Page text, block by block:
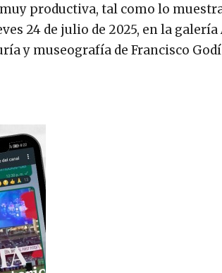
productiva, tal como lo
24 de julio de 2025, en la
y museografía de Francisco